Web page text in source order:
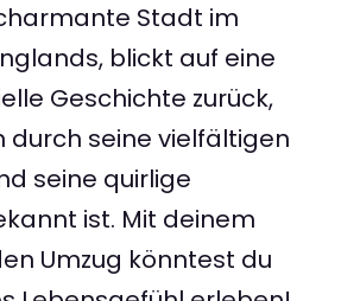
Stadt im
blickt auf eine
Geschichte zurück,
durch seine vielfältigen
seine quirlige
ist. Mit deinem
Umzug könntest du